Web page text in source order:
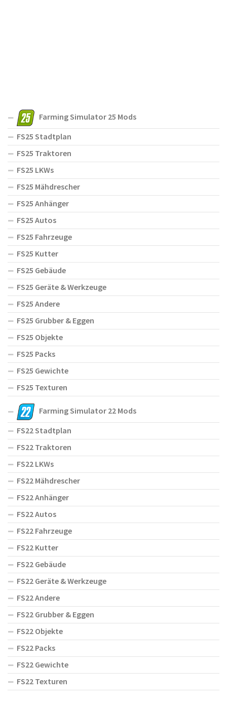
Farming Simulator 25 Mods
FS25 Stadtplan
FS25 Traktoren
FS25 LKWs
FS25 Mähdrescher
FS25 Anhänger
FS25 Autos
FS25 Fahrzeuge
FS25 Kutter
FS25 Gebäude
FS25 Geräte & Werkzeuge
FS25 Andere
FS25 Grubber & Eggen
FS25 Objekte
FS25 Packs
FS25 Gewichte
FS25 Texturen
Farming Simulator 22 Mods
FS22 Stadtplan
FS22 Traktoren
FS22 LKWs
FS22 Mähdrescher
FS22 Anhänger
FS22 Autos
FS22 Fahrzeuge
FS22 Kutter
FS22 Gebäude
FS22 Geräte & Werkzeuge
FS22 Andere
FS22 Grubber & Eggen
FS22 Objekte
FS22 Packs
FS22 Gewichte
FS22 Texturen